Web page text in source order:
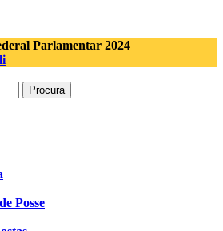
Parlamentar 2024
Procura
Posse